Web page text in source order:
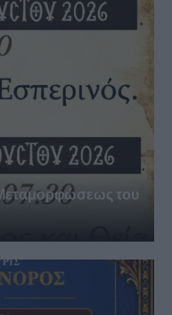
Μεταμορφώσεως του